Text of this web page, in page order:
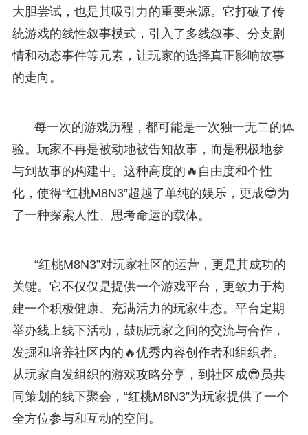
大胆尝试，也是其吸引力的重要来源。它打破了传
统游戏的线性叙事模式，引入了多线叙事、分支剧
情和动态事件等元素，让玩家的选择真正影响故事
的走向。
每一次的游戏历程，都可能是一次独一无二的体
验。玩家不再是被动地被告知故事，而是积极地参
与到故事的构建中。这种高度的🔥自由度和个性
化，使得“红桃M8N3”超越了单纯的娱乐，更成😎为
了一种探索人性、思考命运的载体。
“红桃M8N3”对玩家社区的运营，更是其成功的
关键。它不仅仅是提供一个游戏平台，更致力于构
建一个积极健康、充满活力的玩家生态。平台定期
举办线上线下活动，鼓励玩家之间的交流与合作，
发掘和培养社区内的🔥优秀内容创作者和组织者。
从玩家自发组织的游戏攻略分享，到社区成😎员共
同策划的线下聚会，“红桃M8N3”为玩家提供了一个
全方位参与和互动的空间。